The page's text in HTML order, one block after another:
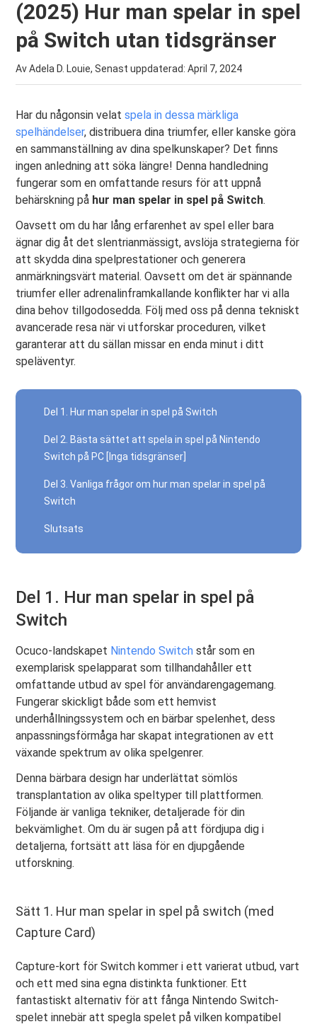
(2025) Hur man spelar in spel
på Switch utan tidsgränser
Av Adela D. Louie, Senast uppdaterad:April 7, 2024
Har du någonsin velatspela in dessa märkliga
spelhändelser, distribuera dina triumfer, eller kanske göra
en sammanställning av dina spelkunskaper? Det finns
ingen anledning att söka längre! Denna handledning
fungerar som en omfattande resurs för att uppnå
behärskning på hur man spelar in spel på Switch.
Oavsett om du har lång erfarenhet av spel eller bara
ägnar dig åt det slentrianmässigt, avslöja strategierna för
att skydda dina spelprestationer och generera
anmärkningsvärt material. Oavsett om det är spännande
triumfer eller adrenalinframkallande konflikter har vi alla
dina behov tillgodosedda. Följ med oss ​​på denna tekniskt
avancerade resa när vi utforskar proceduren, vilket
garanterar att du sällan missar en enda minut i ditt
speläventyr.
Del 1. Hur man spelar in spel på Switch
Del 2. Bästa sättet att spela in spel på Nintendo
Switch på PC [Inga tidsgränser]
Del 3. Vanliga frågor om hur man spelar in spel på
Switch
Slutsats
Del 1. Hur man spelar in spel på
Switch
Ocuco-landskapet Nintendo Switch står som en
exemplarisk spelapparat som tillhandahåller ett
omfattande utbud av spel för användarengagemang.
Fungerar skickligt både som ett hemvist
underhållningssystem och en bärbar spelenhet, dess
anpassningsförmåga har skapat integrationen av ett
växande spektrum av olika spelgenrer.
Denna bärbara design har underlättat sömlös
transplantation av olika speltyper till plattformen.
Följande är vanliga tekniker, detaljerade för din
bekvämlighet. Om du är sugen på att fördjupa dig i
detaljerna, fortsätt att läsa för en djupgående
utforskning.
Sätt 1. Hur man spelar in spel på switch (med
Capture Card)
Capture-kort för Switch kommer i ett varierat utbud, vart
och ett med sina egna distinkta funktioner. Ett
fantastiskt alternativ för att fånga Nintendo Switch-
spelet innebär att spegla spelet på vilken kompatibel